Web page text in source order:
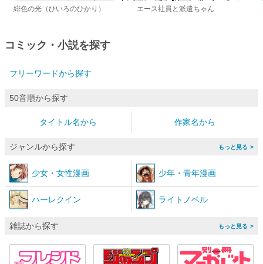
緋色の光（ひいろのひかり） エース社員と派遣ちゃん
コミック・小説を探す
フリーワードから探す
50音順から探す
タイトル名から 作家名から
ジャンルから探す >
少女 ・ 女性漫画 少年 ・ 青年漫画
ハーレクイン ライトノベル
雑誌から探す >